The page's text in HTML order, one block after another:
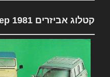
קטלוג אביזרים 1981 Jeep